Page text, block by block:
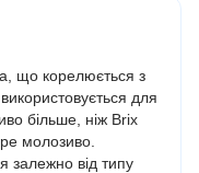
що корелюється з
для
більше, ніж Brix
молозиво.
залежно від типу